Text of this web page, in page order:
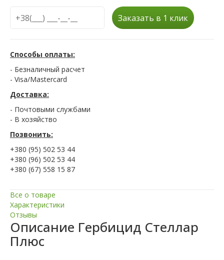
Заказать в 1 клик
Способы оплаты:
- Безналичный расчет
- Visa/Mastercard
Доставка:
- Почтовыми службами
- В хозяйство
Позвонить:
+380 (95) 502 53 44
+380 (96) 502 53 44
+380 (67) 558 15 87
Все о товаре
Характеристики
Отзывы
Описание Гербицид Стеллар
Плюс